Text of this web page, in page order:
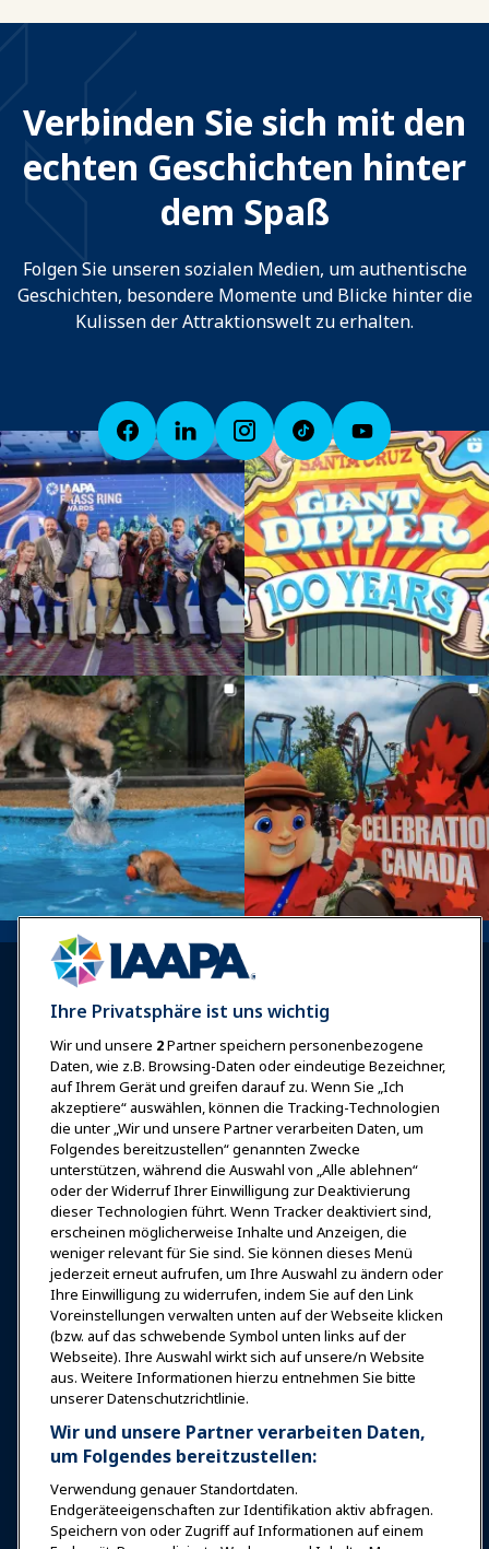
Verbinden Sie sich mit den
echten Geschichten hinter
dem Spaß
Folgen Sie unseren sozialen Medien, um authentische
Geschichten, besondere Momente und Blicke hinter die
Kulissen der Attraktionswelt zu erhalten.
Anmelden Jetzt beitreten
Auszeichnungen Karrieren
Kontakt
Expos & Veranstaltungen
News & Funwelt
Bildung
Sicherheit & Schutz
Plädoyer
Forschung & Berichte
Über IAAPA
Ihre Privatsphäre ist uns wichtig
Wir und unsere 2Partner speichern personenbezogene
Daten, wie z.B. Browsing-Daten oder eindeutige Bezeichner,
auf Ihrem Gerät und greifen darauf zu. Wenn Sie „Ich
akzeptiere“ auswählen, können die Tracking-Technologien
die unter „Wir und unsere Partner verarbeiten Daten, um
Folgendes bereitzustellen“ genannten Zwecke
unterstützen, während die Auswahl von „Alle ablehnen“
oder der Widerruf Ihrer Einwilligung zur Deaktivierung
dieser Technologien führt. Wenn Tracker deaktiviert sind,
erscheinen möglicherweise Inhalte und Anzeigen, die
weniger relevant für Sie sind. Sie können dieses Menü
jederzeit erneut aufrufen, um Ihre Auswahl zu ändern oder
Ihre Einwilligung zu widerrufen, indem Sie auf den Link
Voreinstellungen verwalten unten auf der Webseite klicken
(bzw. auf das schwebende Symbol unten links auf der
Webseite). Ihre Auswahl wirkt sich auf unsere/n Website
aus. Weitere Informationen hierzu entnehmen Sie bitte
unserer Datenschutzrichtlinie.
Wir und unsere Partner verarbeiten Daten,
um Folgendes bereitzustellen:
Verwendung genauer Standortdaten.
Endgeräteeigenschaften zur Identifikation aktiv abfragen.
Speichern von oder Zugriff auf Informationen auf einem